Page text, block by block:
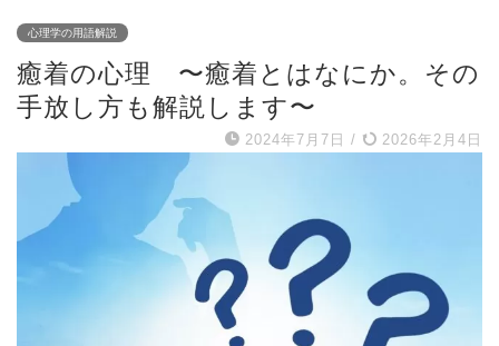
心理学の用語解説
癒着の心理 〜癒着とはなにか。その
手放し方も解説します〜
2024年7月7日 / 2026年2月4日